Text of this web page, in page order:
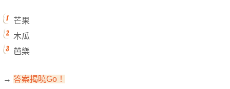
芒果
木瓜
芭樂
→ 答案揭曉Go ！